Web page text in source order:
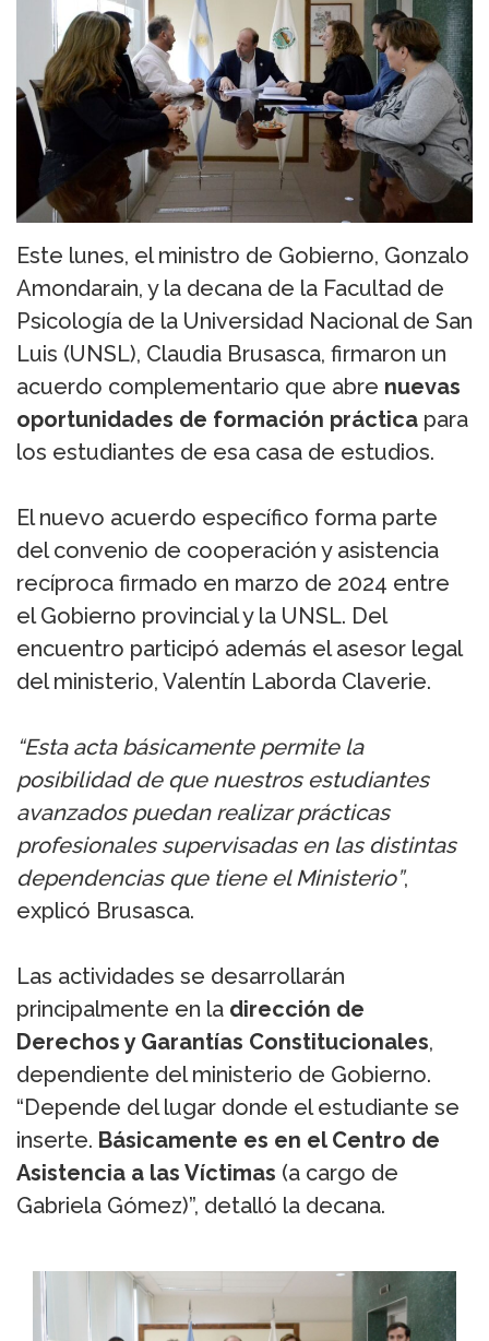
Este lunes, el ministro de Gobierno, Gonzalo
Amondarain, y la decana de la Facultad de
Psicología de la Universidad Nacional de San
Luis (UNSL), Claudia Brusasca, firmaron un
acuerdo complementario que abre nuevas
oportunidades de formación práctica para
los estudiantes de esa casa de estudios.
El nuevo acuerdo específico forma parte
del convenio de cooperación y asistencia
recíproca firmado en marzo de 2024 entre
el Gobierno provincial y la UNSL. Del
encuentro participó además el asesor legal
del ministerio, Valentín Laborda Claverie.
“Esta acta básicamente permite la
posibilidad de que nuestros estudiantes
avanzados puedan realizar prácticas
profesionales supervisadas en las distintas
dependencias que tiene el Ministerio”,
explicó Brusasca.
Las actividades se desarrollarán
principalmente en la dirección de
Derechos y Garantías Constitucionales,
dependiente del ministerio de Gobierno.
“Depende del lugar donde el estudiante se
inserte. Básicamente es en el Centro de
Asistencia a las Víctimas (a cargo de
Gabriela Gómez)”, detalló la decana.